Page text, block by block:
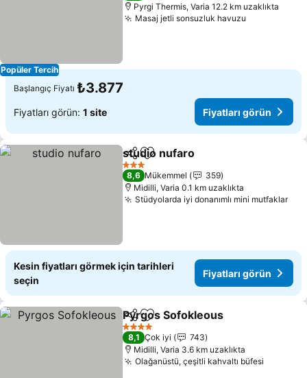
Popüler Tercih
Pyrgi Thermis, Varia 12.2 km uzaklıkta
Masaj jetli sonsuzluk havuzu
Başlangıç Fiyatı ₺3.877
Fiyatları görün: 1 site Fiyatları görün
PaylaşFavorilerime ekle
studio nufaro
3 Yıldız
8,6 Mükemmel
359
Midilli, Varia 0.1 km uzaklıkta
Stüdyolarda iyi donanımlı mini mutfaklar
Kesin fiyatları görmek için tarihleri
seçin
Fiyatları görün
PaylaşFavorilerime ekle
Pyrgos Sofokleous
4 Yıldız
8,1 Çok iyi
743
Midilli, Varia 3.6 km uzaklıkta
Olağanüstü, çeşitli kahvaltı büfesi